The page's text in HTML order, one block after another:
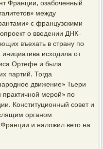
Франции, озабоченный
между
с французскими
о введении ДНК-
въехать в страну по
исходила от
Ортефе и была
партий. Тогда
движение» Тьери
мерой» по
Конституционный совет и
органом
Франции и наложил вето на